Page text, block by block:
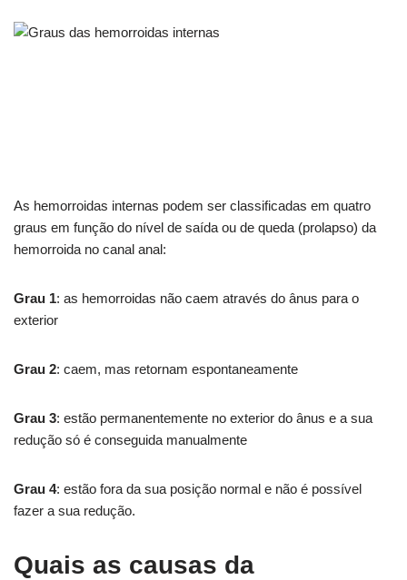
As hemorroidas internas podem ser classificadas em quatro
graus em função do nível de saída ou de queda (prolapso) da
hemorroida no canal anal:
Grau 1: as hemorroidas não caem através do ânus para o
exterior
Grau 2: caem, mas retornam espontaneamente
Grau 3: estão permanentemente no exterior do ânus e a sua
redução só é conseguida manualmente
Grau 4: estão fora da sua posição normal e não é possível
fazer a sua redução.
Quais as causas da